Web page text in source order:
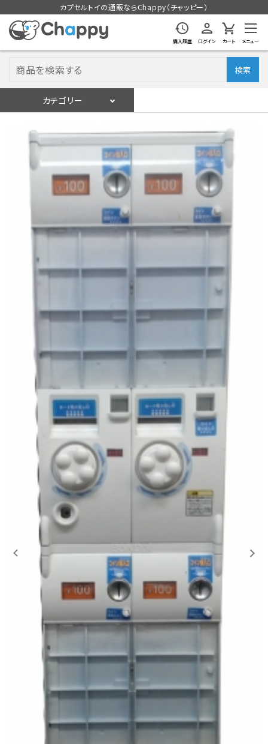
カプセルトイの通販ならChappy（チャッピー）
購入履歴 ログイン カート メニュー
検索
カテゴリー
会員登録
入荷スケジュールをチェック
カプセルトイマシン本体
カプセルトイ
景品・玩具・文具
販促用カプセルトイ
よくあるご質問
ご利用ガイド
06-6282-7659